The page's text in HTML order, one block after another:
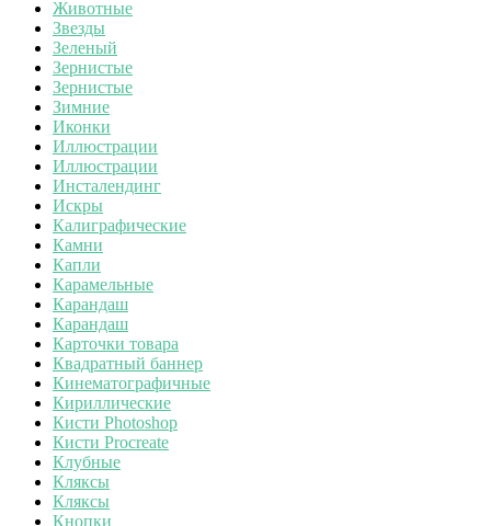
Животные
Звезды
Зеленый
Зернистые
Зернистые
Зимние
Иконки
Иллюстрации
Иллюстрации
Инсталендинг
Искры
Калиграфические
Камни
Капли
Карамельные
Карандаш
Карандаш
Карточки товара
Квадратный баннер
Кинематографичные
Кириллические
Кисти Photoshop
Кисти Procreate
Клубные
Кляксы
Кляксы
Кнопки